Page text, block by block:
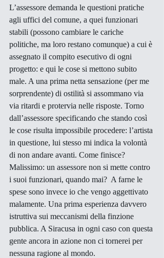
L’assessore demanda le questioni pratiche
agli uffici del comune, a quei funzionari
stabili (possono cambiare le cariche
politiche, ma loro restano comunque) a cui è
assegnato il compito esecutivo di ogni
progetto: e qui le cose si mettono subito
male. A una prima netta sensazione (per me
sorprendente) di ostilità si assommano via
via ritardi e protervia nelle risposte. Torno
dall’assessore specificando che stando così
le cose risulta impossibile procedere: l’artista
in questione, lui stesso mi indica la volontà
di non andare avanti. Come finisce?
Malissimo: un assessore non si mette contro
i suoi funzionari, quando mai?  A farne le
spese sono invece io che vengo aggettivato
malamente. Una prima esperienza davvero
istruttiva sui meccanismi della finzione
pubblica. A Siracusa in ogni caso con questa
gente ancora in azione non ci tornerei per
nessuna ragione al mondo.